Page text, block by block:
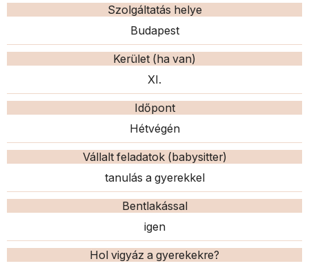
Szolgáltatás helye
Budapest
Kerület (ha van)
XI.
Időpont
Hétvégén
Vállalt feladatok (babysitter)
tanulás a gyerekkel
Bentlakással
igen
Hol vigyáz a gyerekekre?